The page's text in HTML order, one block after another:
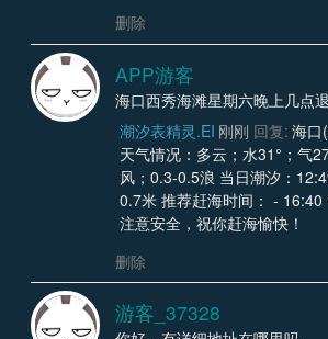
删除
APP游客
海口西秀海滩星期六晚上几点
潮汐表精灵.EI 刚刚 回复: 海口
天气情况：多云；水31°；气
风；0.3-0.5浪 当日潮汐：
0.7米 推荐赶海时间： -
注意安全，祝你赶海愉快！
删除
游客_37328